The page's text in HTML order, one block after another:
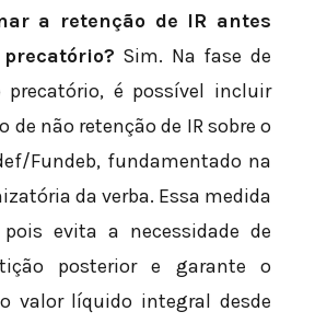
a retenção de IR antes
Sim. Na fase de
precatório, é possível incluir
de não retenção de IR sobre o
Fundeb, fundamentado na
da verba. Essa medida
evita a necessidade de
posterior e garante o
valor líquido integral desde